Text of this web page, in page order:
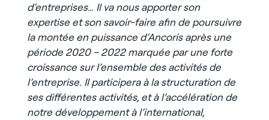
d’entreprises… Il va nous apporter son
expertise et son savoir-faire afin de poursuivre
la montée en puissance d’Ancoris après une
période 2020 – 2022 marquée par une forte
croissance sur l’ensemble des activités de
l’entreprise. Il participera à la structuration de
ses différentes activités, et à l’accélération de
notre développement à l’international,